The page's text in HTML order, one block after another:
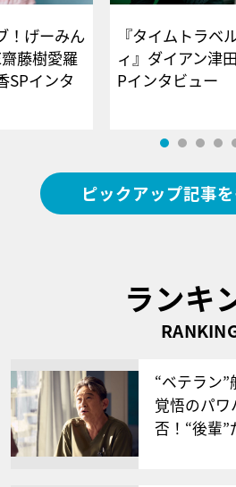
！げーみん
藤樹愛羅
SPインタ
『タイムトラベ
ィ』ダイアン津
Pインタビ
ピックアップ記事
ランキ
“ベテラン
覚悟のパワ
否！“後輩